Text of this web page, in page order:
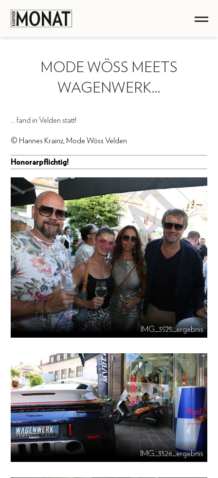
MODE WÖSS MEETS
WAGENWERK…
... fand in Velden statt!
© Hannes Krainz, Mode Wöss Velden
Honorarpflichtig!
IMG_3525_ergebnis
IMG_3526_ergebnis